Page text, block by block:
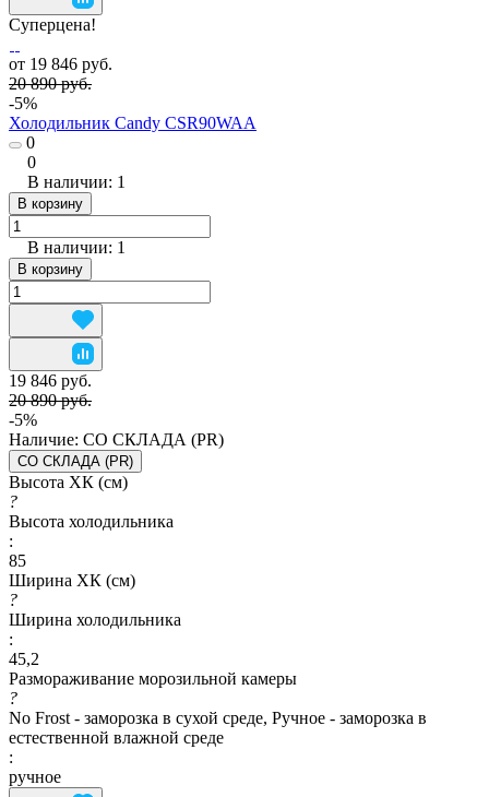
Суперцена!
от 19 846 руб.
20 890 руб.
-5%
Холодильник Candy CSR90WAA
0
0
В наличии: 1
В корзину
В наличии: 1
В корзину
19 846 руб.
20 890 руб.
-5%
Наличие: СО СКЛАДА (PR)
СО СКЛАДА (PR)
Высота ХК (см)
?
Высота холодильника
:
85
Ширина ХК (см)
?
Ширина холодильника
:
45,2
Размораживание морозильной камеры
?
No Frost - заморозка в сухой среде, Ручное - заморозка в
естественной влажной среде
:
ручное